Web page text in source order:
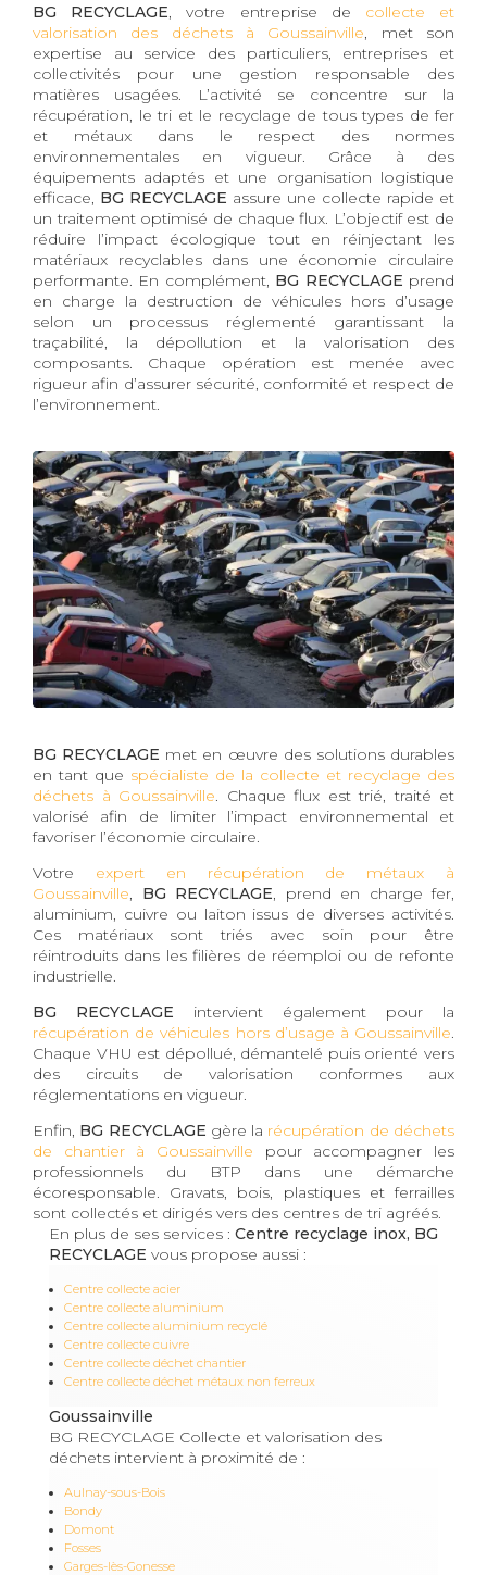
BG RECYCLAGE, votre entreprise de collecte et
valorisation des déchets à Goussainville, met son
expertise au service des particuliers, entreprises et
collectivités pour une gestion responsable des
matières usagées. L’activité se concentre sur la
récupération, le tri et le recyclage de tous types de fer
et métaux dans le respect des normes
environnementales en vigueur. Grâce à des
équipements adaptés et une organisation logistique
efficace, BG RECYCLAGE assure une collecte rapide et
un traitement optimisé de chaque flux. L’objectif est de
réduire l’impact écologique tout en réinjectant les
matériaux recyclables dans une économie circulaire
performante. En complément, BG RECYCLAGE prend
en charge la destruction de véhicules hors d’usage
selon un processus réglementé garantissant la
traçabilité, la dépollution et la valorisation des
composants. Chaque opération est menée avec
rigueur afin d’assurer sécurité, conformité et respect de
l’environnement.
BG RECYCLAGE met en œuvre des solutions durables
en tant que spécialiste de la collecte et recyclage des
déchets à Goussainville. Chaque flux est trié, traité et
valorisé afin de limiter l’impact environnemental et
favoriser l’économie circulaire.
Votre expert en récupération de métaux à
Goussainville, BG RECYCLAGE, prend en charge fer,
aluminium, cuivre ou laiton issus de diverses activités.
Ces matériaux sont triés avec soin pour être
réintroduits dans les filières de réemploi ou de refonte
industrielle.
BG RECYCLAGE intervient également pour la
récupération de véhicules hors d’usage à Goussainville.
Chaque VHU est dépollué, démantelé puis orienté vers
des circuits de valorisation conformes aux
réglementations en vigueur.
Enfin, BG RECYCLAGE gère la récupération de déchets
de chantier à Goussainville pour accompagner les
professionnels du BTP dans une démarche
écoresponsable. Gravats, bois, plastiques et ferrailles
sont collectés et dirigés vers des centres de tri agréés.
En plus de ses services : Centre recyclage inox, BG
RECYCLAGE vous propose aussi :
Centre collecte acier
Centre collecte aluminium
Centre collecte aluminium recyclé
Centre collecte cuivre
Centre collecte déchet chantier
Centre collecte déchet métaux non ferreux
Goussainville
BG RECYCLAGE Collecte et valorisation des
déchets intervient à proximité de :
Aulnay-sous-Bois
Bondy
Domont
Fosses
Garges-lès-Gonesse